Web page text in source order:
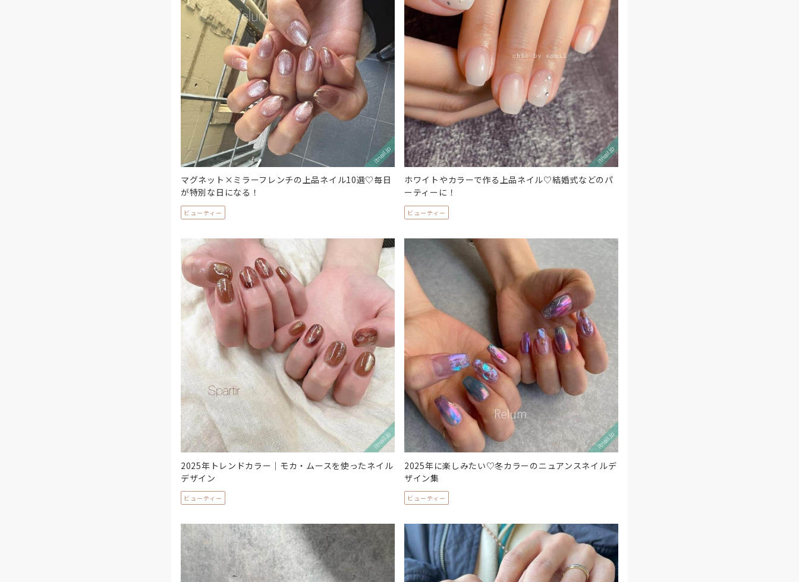
マグネット×ミラーフレンチの上品ネイル10選♡毎日
が特別な日になる！
ビューティー
ホワイトやカラーで作る上品ネイル♡結婚式などのパ
ーティーに！
ビューティー
2025年トレンドカラー｜モカ・ムースを使ったネイル
デザイン
ビューティー
2025年に楽しみたい♡冬カラーのニュアンスネイルデ
ザイン集
ビューティー